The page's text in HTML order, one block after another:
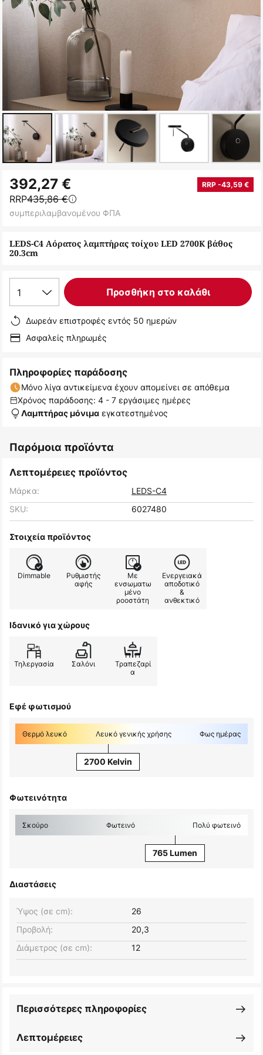
στην
αρχή
της
εικόνων
LEDS-C4 Αόρατος λαμπτήρας τοίχου LED 2700K βάθος
20.3cm
392,27 € RRP -43,59 €
RRP435,86 €
συμπεριλαμβανομένου ΦΠΑ
1 Προσθήκη στο καλάθι
Δωρεάν επιστροφές εντός 50 ημερών
Ασφαλείς πληρωμές
Πληροφορίες παράδοσης
Μόνο λίγα αντικείμενα έχουν απομείνει σε απόθεμα
Χρόνος παράδοσης: 4 - 7 εργάσιμες ημέρες
Λαμπτήρας μόνιμα εγκατεστημένος
Παρόμοια προϊόντα
Λεπτομέρειες προϊόντος
Μάρκα:
LEDS-C4
SKU:
6027480
Στοιχεία προϊόντος
Dimmable
Ρυθμιστής
αφής
Με
ενσωματω
μένο
ροοστάτη
Ενεργειακά
αποδοτικό
&
ανθεκτικό
Ιδανικό για χώρους
Τηλεργασία Σαλόνι
Τραπεζαρί
α
Εφέ φωτισμού
Θερμό λευκό Λευκό γενικής χρήσης Φως ημέρας
2700 Kelvin
Φωτεινότητα
Σκούρο Φωτεινό Πολύ φωτεινό
765 Lumen
Διαστάσεις
Ύψος (σε cm):
26
Προβολή:
20,3
Διάμετρος (σε cm):
12
Λεπτομέρειες
Περισσότερες πληροφορίες